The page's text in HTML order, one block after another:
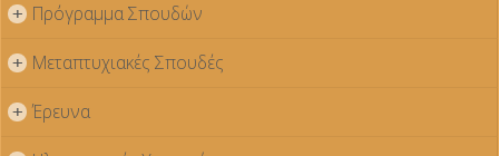
+ Πρόγραμμα Σπουδών
+ Μεταπτυχιακές Σπουδές
+ Έρευνα